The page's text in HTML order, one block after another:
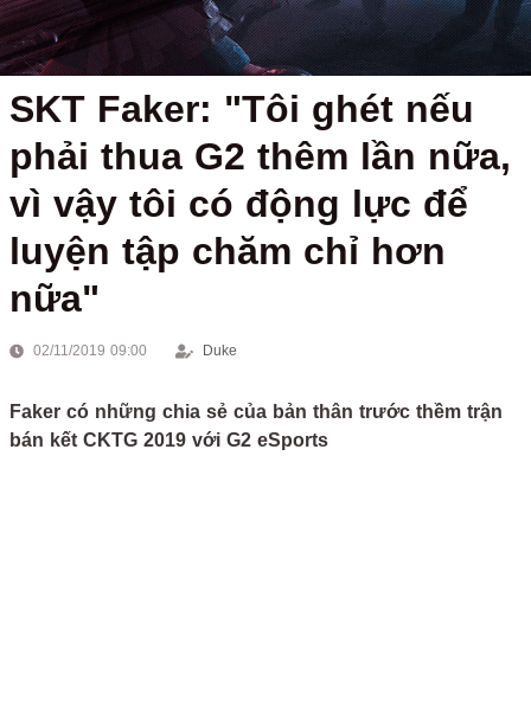
SKT Faker: "Tôi ghét nếu
phải thua G2 thêm lần nữa,
vì vậy tôi có động lực để
luyện tập chăm chỉ hơn
nữa"
02/11/2019 09:00 Duke
Faker có những chia sẻ của bản thân trước thềm trận
bán kết CKTG 2019 với G2 eSports